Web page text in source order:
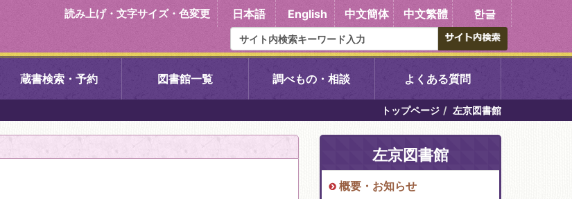
読み上げ・文字サイズ・色変更 日本語 English 中文簡体 中文繁體 한글
蔵書検索・予約 図書館一覧
右京中央図書館 伏見中央図書館 醍醐中央図書館
左京図書館 岩倉図書館 東山図書館
調べもの・相談 よくある質問
トップページ 左京図書館
左京図書館
概要・お知らせ